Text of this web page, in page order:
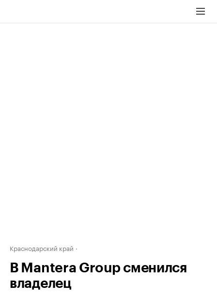
Краснодарский край
В Mantera Group сменился
владелец